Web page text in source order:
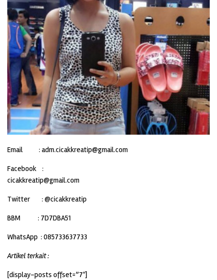
Email : adm.cicakkreatip@gmail.com
Facebook :
cicakkreatip@gmail.com
Twitter : @cicakkreatip
BBM : 7D7DBA51
WhatsApp : 085733637733
Artikel terkait :
[display-posts offset=”7″]